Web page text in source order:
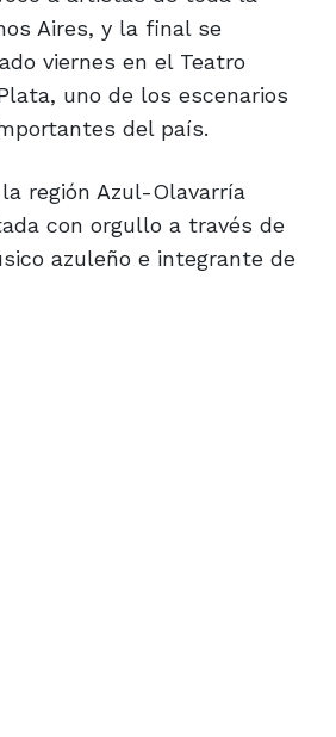
Aires, y la final se
viernes en el Teatro
uno de los escenarios
del país.
región Azul-Olavarría
con orgullo a través de
azuleño e integrante de